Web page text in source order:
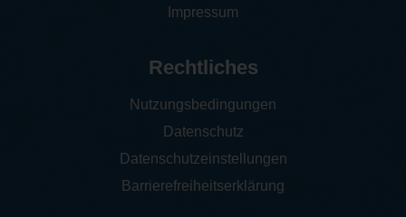
Impressum
Rechtliches
Nutzungsbedingungen
Datenschutz
Datenschutzeinstellungen
Barrierefreiheitserklärung